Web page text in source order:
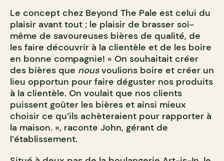
Le concept chez Beyond The Pale est celui du
plaisir avant tout ; le plaisir de brasser soi-
même de savoureuses bières de qualité, de
les faire découvrir à la clientèle et de les boire
en bonne compagnie! « On souhaitait créer
des bières que nousvoulions boire et créer un
lieu opportun pour faire déguster nos produits
à la clientèle. On voulait que nos clients
puissent goûter les bières et ainsi mieux
choisir ce qu’ils achèteraient pour rapporter à
la maison. », raconte John, gérant de
l’établissement.